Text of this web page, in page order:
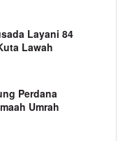
Layani 84
Lawah
Perdana
Umrah